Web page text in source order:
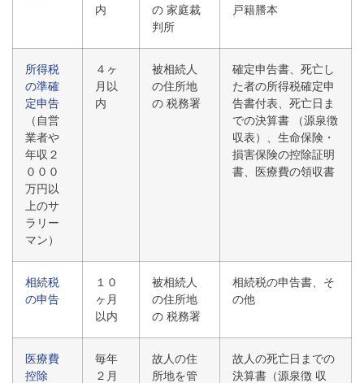
内
の 家庭裁
判所
戸籍謄本
所得税
の準確
定申告
（自営
業者や
年収２
０００
万円以
上のサ
ラリー
マン）
４ヶ
月以
内
被相続人
の住所地
の 税務署
確定申告書、死亡し
た者の所得税確定申
告書付表、死亡日ま
での決算書 （源泉徴
収表）、生命保険・
損害保険の控除証明
書、医療費の領収書
相続税
の申告
１０
ヶ月
以内
被相続人
の住所地
の 税務署
相続税の申告書、そ
の他
医療費
控除
毎年
２月
故人の住
所地を管
故人の死亡日までの
決算書（源泉徴 収